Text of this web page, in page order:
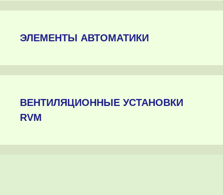
ЭЛЕМЕНТЫ АВТОМАТИКИ
ВЕНТИЛЯЦИОННЫЕ УСТАНОВКИ
RVM